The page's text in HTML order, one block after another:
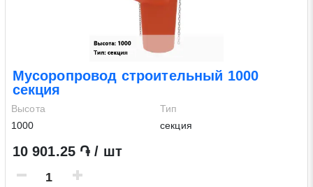
Мусоропровод строительный 1000
секция
Высота
1000
Тип
секция
10 901.25 ֏ / шт